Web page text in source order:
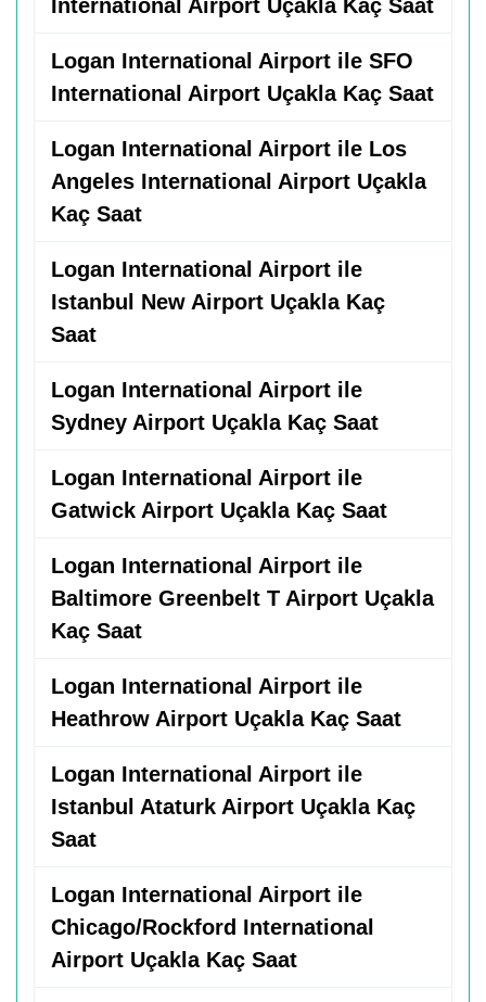
International Airport Uçakla Kaç Saat
Logan International Airport ile SFO
International Airport Uçakla Kaç Saat
Logan International Airport ile Los
Angeles International Airport Uçakla
Kaç Saat
Logan International Airport ile
Istanbul New Airport Uçakla Kaç
Saat
Logan International Airport ile
Sydney Airport Uçakla Kaç Saat
Logan International Airport ile
Gatwick Airport Uçakla Kaç Saat
Logan International Airport ile
Baltimore Greenbelt T Airport Uçakla
Kaç Saat
Logan International Airport ile
Heathrow Airport Uçakla Kaç Saat
Logan International Airport ile
Istanbul Ataturk Airport Uçakla Kaç
Saat
Logan International Airport ile
Chicago/Rockford International
Airport Uçakla Kaç Saat